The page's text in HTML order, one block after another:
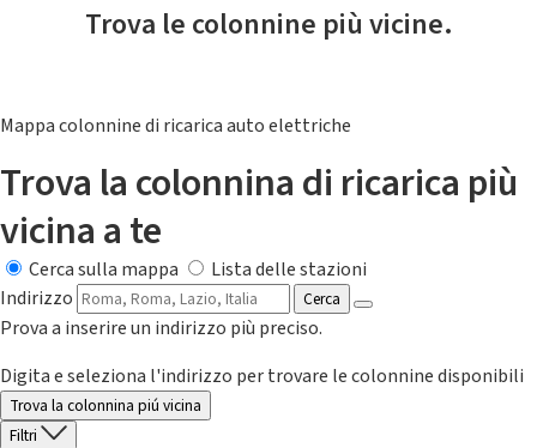
Trova le colonnine più vicine.
Mappa colonnine di ricarica auto elettriche
Trova la colonnina di ricarica più
vicina a te
Cerca sulla mappa
Lista delle stazioni
Indirizzo
Cerca
Prova a inserire un indirizzo più preciso.
Digita e seleziona l'indirizzo per trovare le colonnine disponibili
Trova la colonnina piú vicina
Filtri